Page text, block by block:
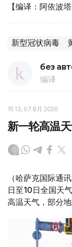
【编译：阿依波塔
新型冠状病毒
без
编译
15:13, 07 8月 2026
新一轮高温
（哈萨克国际通
日至10日全国天
高温天气，部分